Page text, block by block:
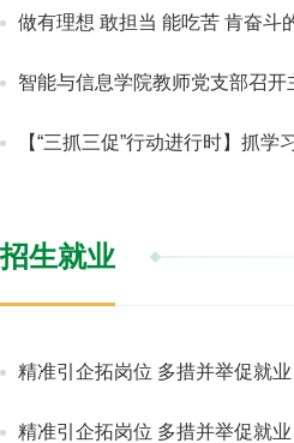
做有理想 敢担当 能吃苦 肯奋斗的新
智能与信息学院教师党支部召
【“三抓三促”行动进行时】抓学习
招生就业
精准引企拓岗位 多措并举促就业
精准引企拓岗位 多措并举促就业